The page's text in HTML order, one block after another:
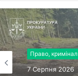
Право, кримінал
7 Серпня 2026